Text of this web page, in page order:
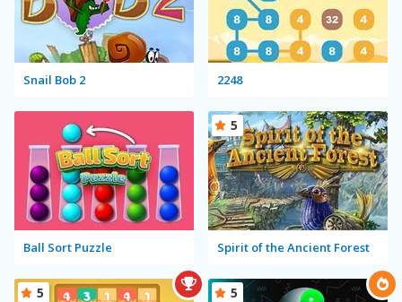
Snail Bob 2 2248
Ball Sort Puzzle Spirit of the Ancient Forest
5
5 5